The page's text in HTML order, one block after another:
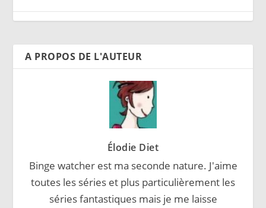
A PROPOS DE L'AUTEUR
Élodie Diet
Binge watcher est ma seconde nature. J'aime
toutes les séries et plus particulièrement les
séries fantastiques mais je me laisse